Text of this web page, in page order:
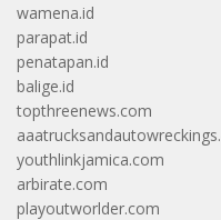
wamena.id
parapat.id
penatapan.id
balige.id
topthreenews.com
youthlinkjamica.com
arbirate.com
playoutworlder.com